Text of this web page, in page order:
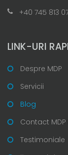
+40 745 813
LINK-URI
Despre MDP
Servicii
Blog
Contact
Testimoniale